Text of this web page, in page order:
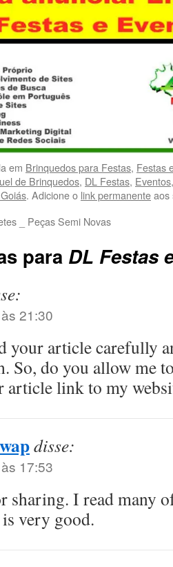
em Brinquedos para Festas, Festas
de Brinquedos, DL Festas, Eventos
. Adicione o link permanenteaos
_ Peças Semi Novas
para DL Festas
21:30
your article carefully
So, do you allow me
article link to my
disse:
17:53
sharing. I read many
very good.